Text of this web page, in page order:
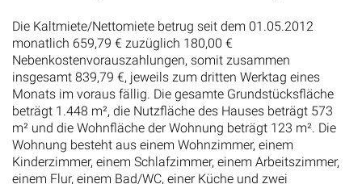
Die Kaltmiete/Nettomiete betrug seit dem 01.05.2012
monatlich 659,79 € zuzüglich 180,00 €
Nebenkostenvorauszahlungen, somit zusammen
insgesamt 839,79 €, jeweils zum dritten Werktag eines
Monats im voraus fällig. Die gesamte Grundstücksfläche
beträgt 1.448 m², die Nutzfläche des Hauses beträgt 573
m² und die Wohnfläche der Wohnung beträgt 123 m². Die
Wohnung besteht aus einem Wohnzimmer, einem
Kinderzimmer, einem Schlafzimmer, einem Arbeitszimmer,
einem Flur, einem Bad/WC, einer Küche und zwei